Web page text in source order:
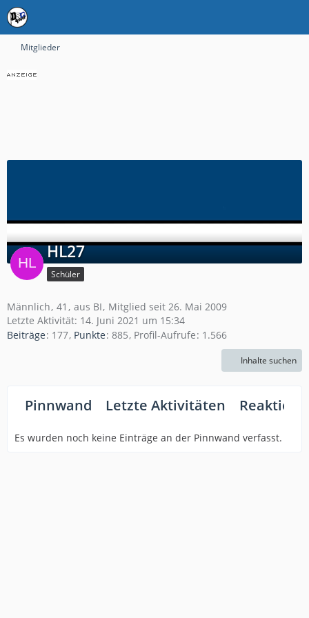
Mitglieder
HL27
Schüler
Männlich 41 aus BI Mitglied seit 26. Mai 2009
Letzte Aktivität: 14. Juni 2021 um 15:34
Beiträge 177 Punkte 885 Profil-Aufrufe 1.566
Inhalte suchen
Pinnwand Letzte Aktivitäten
Es wurden noch keine Einträge an der Pinnwand verfasst.